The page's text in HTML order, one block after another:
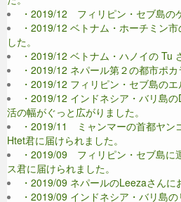
・2019/12 フィリピン・セブ島の
・2019/12 ベトナム・ホーチミン
した。
・2019/12 ベトナム・ハノイの Tu
・2019/12 ネパール第２の都市ポ
・2019/12 フィリピン・セブ島のエ
・2019/12 インドネシア・バリ島
活の幅がぐっと広がりました。
・2019/11 ミャンマーの首都ヤン
Htet君に届けられました。
・2019/09 フィリピン・セブ島に
ス君に届けられました。
・2019/09 ネパールのLeezaさんに
・2019/09 インドネシア・バリ島